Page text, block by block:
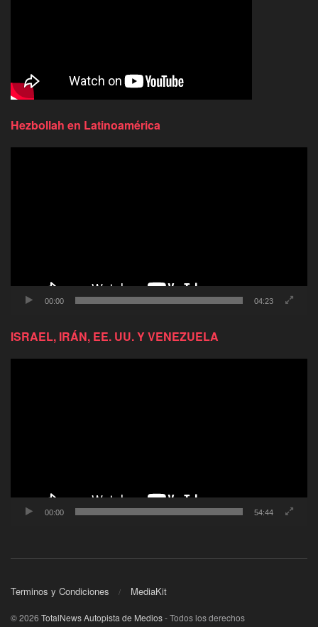
Hezbollah en Latinoamérica
00:00 04:23
ISRAEL, IRÁN, EE. UU. Y VENEZUELA
00:00 54:44
Terminos y Condiciones MediaKit
© 2026 TotalNews Autopista de Medios- Todos los derechos